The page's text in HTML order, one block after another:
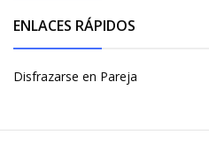
ENLACES RÁPIDOS
Disfrazarse en Pareja